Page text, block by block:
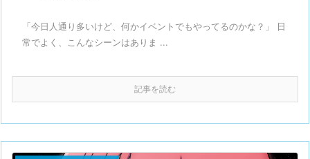
「今日人通り多いけど、何かイベントでもやってるのかな？」 日
常でよく、こんなシーンはありま ...
記事を読む